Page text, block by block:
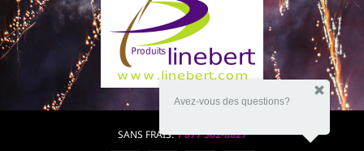
SANS FRAIS:1 877 562-8827
Avez-vous des questions?